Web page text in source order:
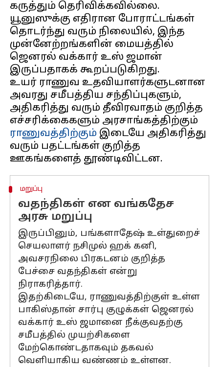
கருத்தும் தெரிவிக்கவில்லை.
யூனுஸுக்கு எதிரான போராட்டங்கள்
தொடர்ந்து வரும் நிலையில், இந்த
முன்னேற்றங்களின் மையத்தில்
ஜெனரல் வக்கார் உஸ் ஜமான்
இருப்பதாகக் கூறப்படுகிறது.
உயர் ராணுவ உதவியாளர்களுடனான
அவரது சமீபத்திய சந்திப்புகளும்,
அதிகரித்து வரும் தீவிரவாதம் குறித்த
எச்சரிக்கைகளும் அரசாங்கத்திற்கும்
ராணுவத்திற்கும் இடையே அதிகரித்து
வரும் பதட்டங்கள் குறித்த
மறுப்பு
வதந்திகள் என வங்கதேச
அரசு மறுப்பு
இருப்பினும், பங்களாதேஷ் உள்துறைச்
செயலாளர் நசிமுல் ஹக் கனி,
அவசரநிலை பிரகடனம் குறித்த
பேச்சை வதந்திகள் என்று
நிராகரித்தார்.
இதற்கிடையே, ராணுவத்திற்குள் உள்ள
பாகிஸ்தான் சார்பு குழுக்கள் ஜெனரல்
வக்கார் உஸ் ஜமானை நீக்குவதற்கு
சமீபத்தில் முயற்சிகளை
மேற்கொண்டதாகவும் தகவல்
வெளியாகிய வண்ணம் உள்ளன.